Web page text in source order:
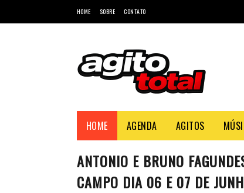
HOME SOBRE CONTATO
HOME AGENDA AGITOS
ANTONIO E BRUNO
CAMPO DIA 06 E 07 DE